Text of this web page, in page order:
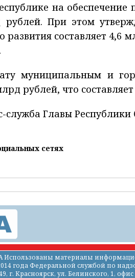
на
рублей. При этом
развития составляет 4,6
муниципальным и
рублей, что
служба Главы Республики
сетях
Использованы материалы
года Федеральной службой по
г. Красноярск, ул. Белинского, 1,